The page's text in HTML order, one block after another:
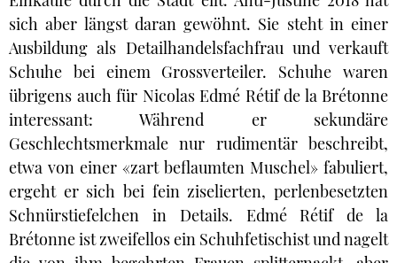
sich aber längst daran gewöhnt. Sie steht in einer
Ausbildung als Detailhandelsfachfrau und verkauft
Schuhe bei einem Grossverteiler. Schuhe waren
übrigens auch für Nicolas Edmé Rétif de la Brétonne
interessant: Während er sekundäre
Geschlechtsmerkmale nur rudimentär beschreibt,
etwa von einer «zart beflaumten Muschel» fabuliert,
ergeht er sich bei fein ziselierten, perlenbesetzten
Schnürstiefelchen in Details. Edmé Rétif de la
Brétonne ist zweifellos ein Schuhfetischist und nagelt